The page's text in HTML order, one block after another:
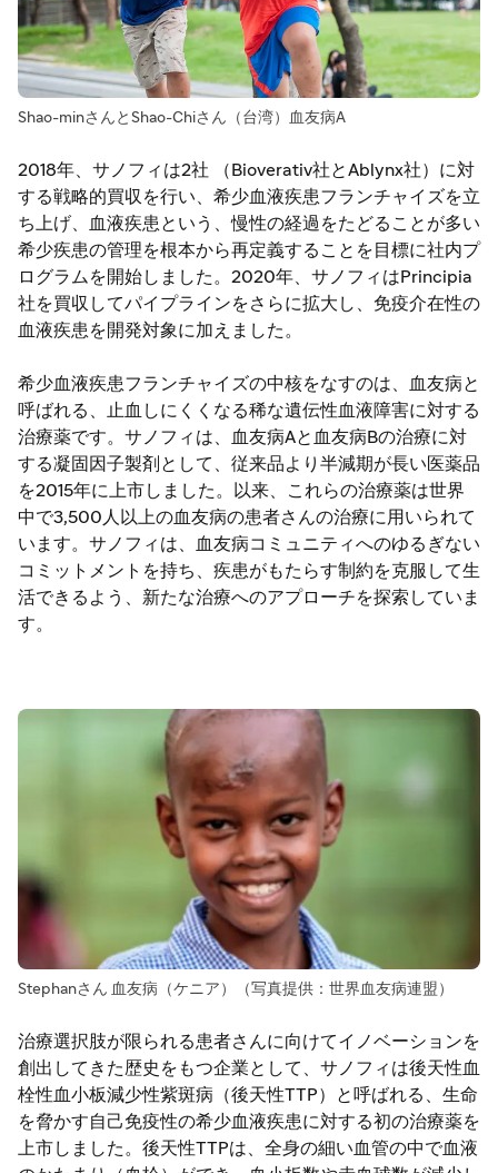
Shao-minさんとShao-Chiさん（台湾）血友病A
2018年、サノフィは2社 （Bioverativ社とAblynx社）に対
する戦略的買収を行い、希少血液疾患フランチャイズを立
ち上げ、血液疾患という、慢性の経過をたどることが多い
希少疾患の管理を根本から再定義することを目標に社内プ
ログラムを開始しました。2020年、サノフィはPrincipia
社を買収してパイプラインをさらに拡大し、免疫介在性の
血液疾患を開発対象に加えました。
希少血液疾患フランチャイズの中核をなすのは、血友病と
呼ばれる、止血しにくくなる稀な遺伝性血液障害に対する
治療薬です。サノフィは、血友病Aと血友病Bの治療に対
する凝固因子製剤として、従来品より半減期が長い医薬品
を2015年に上市しました。以来、これらの治療薬は世界
中で3,500人以上の血友病の患者さんの治療に用いられて
います。サノフィは、血友病コミュニティへのゆるぎない
コミットメントを持ち、疾患がもたらす制約を克服して生
活できるよう、新たな治療へのアプローチを探索していま
す。
Stephanさん 血友病（ケニア）（写真提供：世界血友病連盟）
治療選択肢が限られる患者さんに向けてイノベーションを
創出してきた歴史をもつ企業として、サノフィは後天性血
栓性血小板減少性紫斑病（後天性TTP）と呼ばれる、生命
を脅かす自己免疫性の希少血液疾患に対する初の治療薬を
上市しました。後天性TTPは、全身の細い血管の中で血液